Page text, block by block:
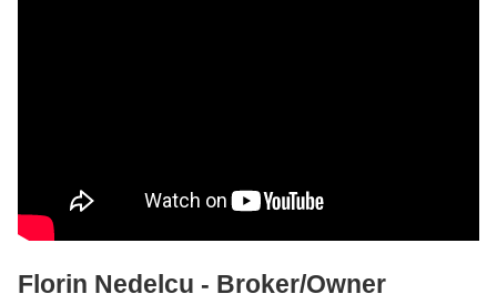
Florin Nedelcu - Broker/Owner